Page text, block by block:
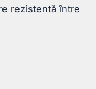
rezistentă între